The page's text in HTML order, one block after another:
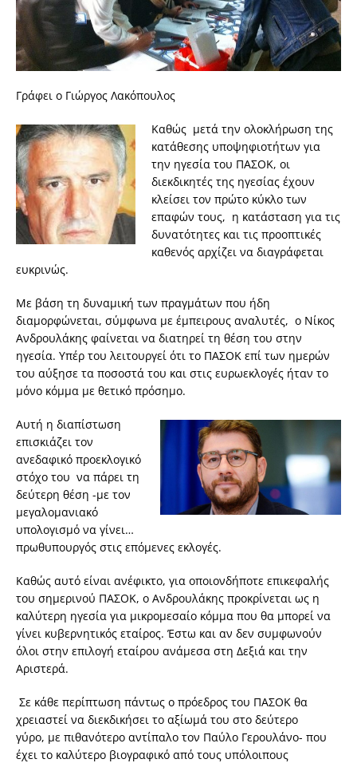
Γράφει ο Γιώργος Λακόπουλος
Καθώς μετά την ολοκλήρωση της
κατάθεσης υποψηφιοτήτων για
την ηγεσία του ΠΑΣΟΚ, οι
διεκδικητές της ηγεσίας έχουν
κλείσει τον πρώτο κύκλο των
επαφών τους, η κατάσταση για τις
δυνατότητες και τις προοπτικές
καθενός αρχίζει να διαγράφεται
ευκρινώς.
Με βάση τη δυναμική των πραγμάτων που ήδη
διαμορφώνεται, σύμφωνα με έμπειρους αναλυτές, ο Νίκος
Ανδρουλάκης φαίνεται να διατηρεί τη θέση του στην
ηγεσία. Υπέρ του λειτουργεί ότι το ΠΑΣΟΚ επί των ημερών
του αύξησε τα ποσοστά του και στις ευρωεκλογές ήταν το
μόνο κόμμα με θετικό πρόσημο.
Αυτή η διαπίστωση
επισκιάζει τον
ανεδαφικό προεκλογικό
στόχο του να πάρει τη
δεύτερη θέση -με τον
μεγαλομανιακό
υπολογισμό να γίνει…
πρωθυπουργός στις επόμενες εκλογές.
Καθώς αυτό είναι ανέφικτο, για οποιονδήποτε επικεφαλής
του σημερινού ΠΑΣΟΚ, ο Ανδρουλάκης προκρίνεται ως η
καλύτερη ηγεσία για μικρομεσαίο κόμμα που θα μπορεί να
γίνει κυβερνητικός εταίρος. Έστω και αν δεν συμφωνούν
όλοι στην επιλογή εταίρου ανάμεσα στη Δεξιά και την
Αριστερά.
Σε κάθε περίπτωση πάντως ο πρόεδρος του ΠΑΣΟΚ θα
χρειαστεί να διεκδικήσει το αξίωμά του στο δεύτερο
γύρο, με πιθανότερο αντίπαλο τον Παύλο Γερουλάνο- που
έχει το καλύτερο βιογραφικό από τους υπόλοιπους